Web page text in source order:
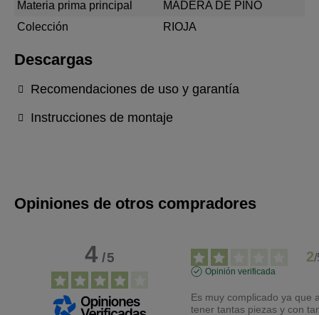
Materia prima principal
MADERA DE PINO
Colección
RIOJA
Descargas
Recomendaciones de uso y garantía
Instrucciones de montaje
Opiniones de otros compradores
4/5 2/
Opinión verificada
Es muy complicado ya que
tener tantas piezas y con